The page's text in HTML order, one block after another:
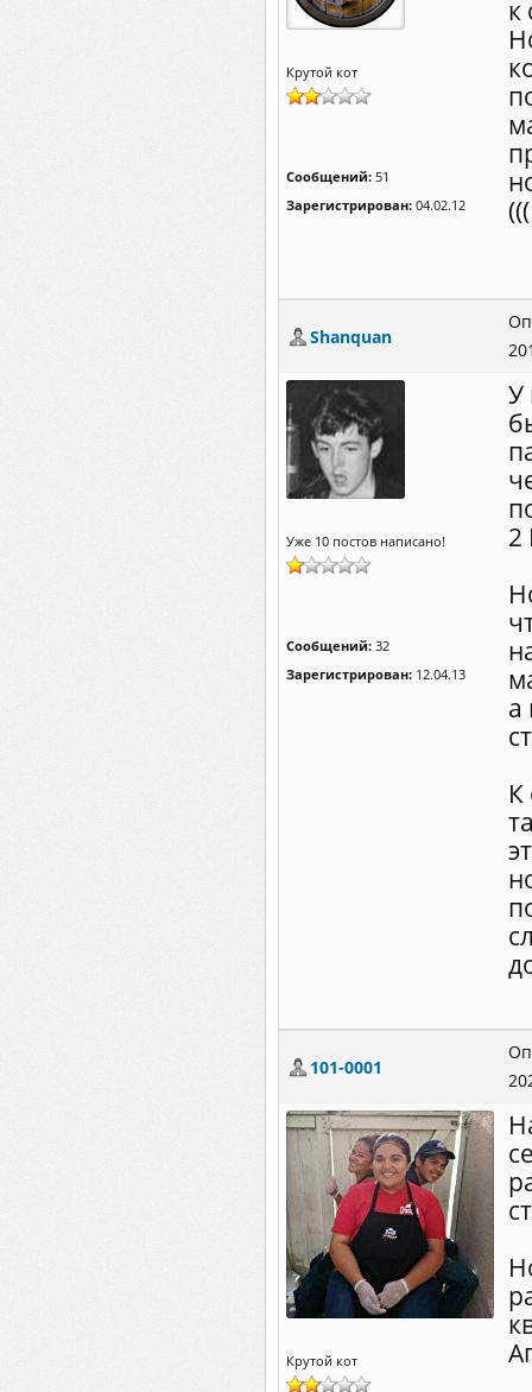
Крутой кот
Сообщений: 51
Зарегистрирован: 04.02.12
к
(((
Shanquan
Уже 10 постов написано!
Сообщений: 32
Зарегистрирован: 12.04.13
У
2
а
К
101-0001
Крутой кот